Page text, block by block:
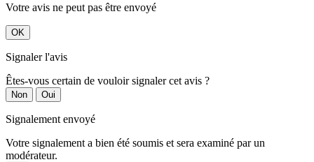
Votre avis ne peut pas être envoyé
OK
Signaler l'avis
Êtes-vous certain de vouloir signaler cet avis ?
Non Oui
Signalement envoyé
Votre signalement a bien été soumis et sera examiné par un
modérateur.